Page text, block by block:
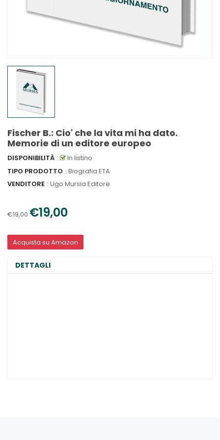
Fischer B.: Cio' che la vita mi ha dato.
Memorie di un editore europeo
DISPONIBILITÀ :
In listino
TIPO PRODOTTO : Biografia ETA
VENDITORE : Ugo Mursia Editore
€19,00 €19,00
Acquista su Amazon
DETTAGLI